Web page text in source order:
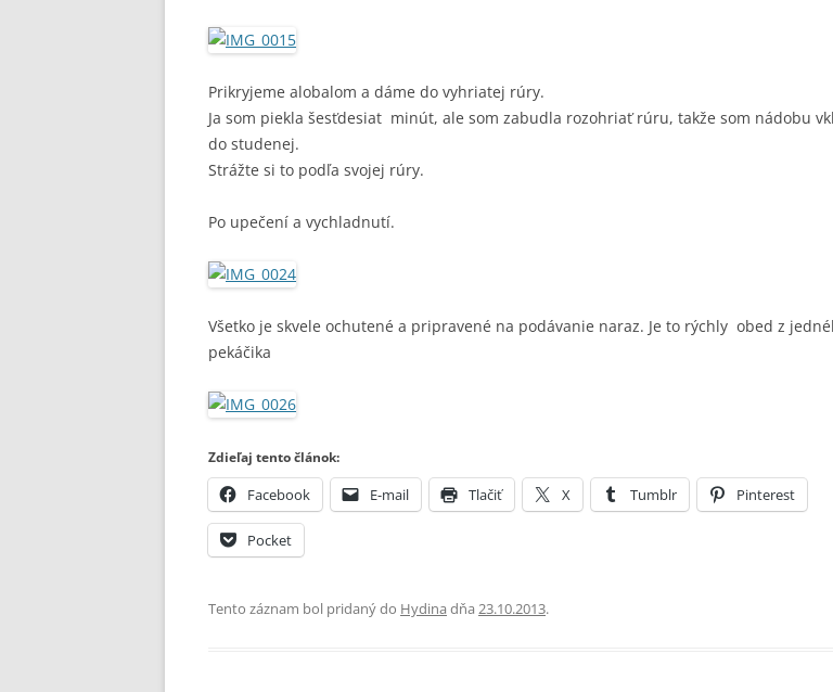
Prikryjeme alobalom a dáme do vyhriatej rúry.
Ja som piekla šesťdesiat minút, ale som zabudla rozohriať rúru, takže som nádobu
do studenej.
Strážte si to podľa svojej rúry.
Po upečení a vychladnutí.
Všetko je skvele ochutené a pripravené na podávanie naraz. Je to rýchly obed z
pekáčika
Zdieľaj tento článok:
Facebook E-mail Tlačiť X Tumblr Pinterest
Pocket
Tento záznam bol pridaný do Hydina dňa 23.10.2013.